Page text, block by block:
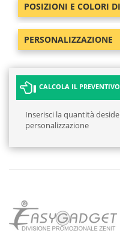
POSIZIONI E COLORI
PERSONALIZZAZIONE
CALCOLA IL PREVENTIVO
Inserisci la quantità
personalizzazione